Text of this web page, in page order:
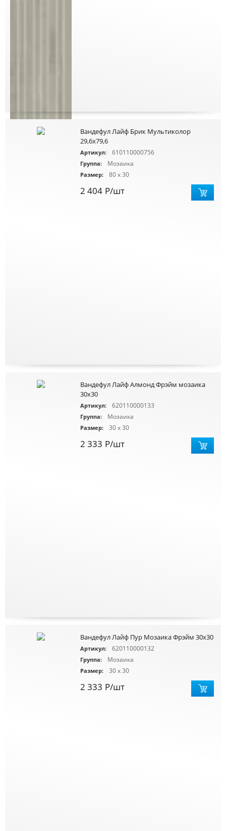
Вандефул Лайф Брик Мультиколор
29,6х79,6
Артикул: 610110000756
Группа: Мозаика
Размер: 80 x 30
2 404 Р/шт
Вандефул Лайф Алмонд Фрэйм мозаика
30х30
Артикул: 620110000133
Группа: Мозаика
Размер: 30 x 30
2 333 Р/шт
Вандефул Лайф Пур Мозаика Фрэйм 30x30
Артикул: 620110000132
Группа: Мозаика
Размер: 30 x 30
2 333 Р/шт